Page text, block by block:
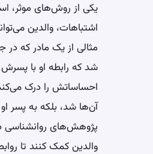
یکی از روش‌های موثر،
اشتباهات، والدین
مثالی از یک مادر که
شد که رابطه او با
احساساتش را درک
آن‌ها شد، بلکه به پسر
پژوهش‌های روانشناسی
والدین کمک کنند تا